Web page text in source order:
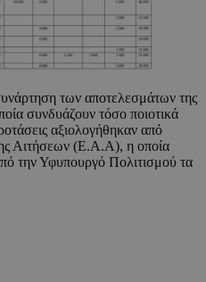
των αποτελεσμάτων της
συνδυάζουν τόσο ποιοτικά
αξιολογήθηκαν από
Αιτήσεων (Ε.Α.Α), η οποία
την Υφυπουργό Πολιτισμού τα